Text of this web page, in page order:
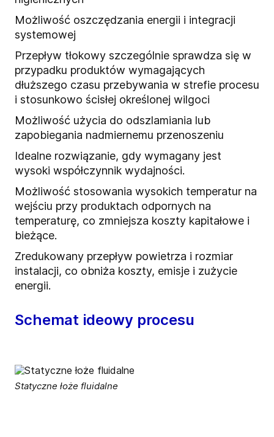
Możliwość oszczędzania energii i integracji
systemowej
Przepływ tłokowy szczególnie sprawdza się w
przypadku produktów wymagających
dłuższego czasu przebywania w strefie procesu
i stosunkowo ścisłej określonej wilgoci
Możliwość użycia do odszlamiania lub
zapobiegania nadmiernemu przenoszeniu
Idealne rozwiązanie, gdy wymagany jest
wysoki współczynnik wydajności.
Możliwość stosowania wysokich temperatur na
wejściu przy produktach odpornych na
temperaturę, co zmniejsza koszty kapitałowe i
bieżące.
Zredukowany przepływ powietrza i rozmiar
instalacji, co obniża koszty, emisje i zużycie
energii.
Schemat ideowy procesu
Statyczne łoże fluidalne